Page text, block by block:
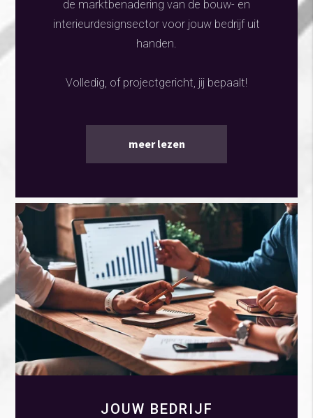
de marktbenadering van de bouw- en
interieurdesignsector voor jouw bedrijf uit
handen.
Volledig, of projectgericht, jij bepaalt!
meer lezen
JOUW BEDRIJF